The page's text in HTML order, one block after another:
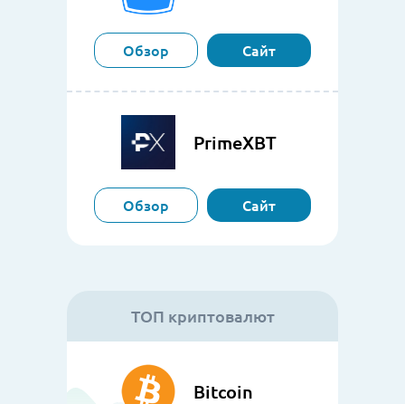
Обзор Сайт
PrimeXBT
Обзор Сайт
ТОП криптовалют
Bitcoin